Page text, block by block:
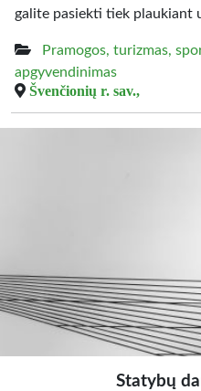
galite pasiekti tiek plaukiant
Pramogos, turizmas,
apgyvendinimas
Švenčionių r. sav.,
Statybų